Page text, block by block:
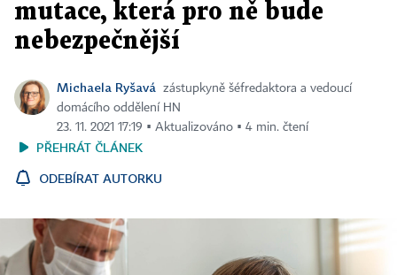
mutace, která pro ně bude
nebezpečnější
Michaela Ryšavá
zástupkyně šéfredaktora a vedoucí
domácího oddělení HN
23. 11. 2021 17:19 ▪ Aktualizováno ▪ 4 min. čtení
PŘEHRÁT ČLÁNEK
ODEBÍRAT AUTORKU